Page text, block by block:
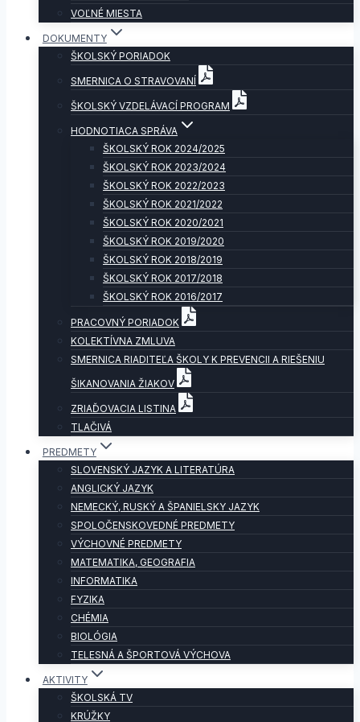
VOĽNÉ MIESTA
DOKUMENTY
ŠKOLSKÝ PORIADOK
SMERNICA O STRAVOVANÍ
ŠKOLSKÝ VZDELÁVACÍ PROGRAM
HODNOTIACA SPRÁVA
ŠKOLSKÝ ROK 2024/2025
ŠKOLSKÝ ROK 2023/2024
ŠKOLSKÝ ROK 2022/2023
ŠKOLSKÝ ROK 2021/2022
ŠKOLSKÝ ROK 2020/2021
ŠKOLSKÝ ROK 2019/2020
ŠKOLSKÝ ROK 2018/2019
ŠKOLSKÝ ROK 2017/2018
ŠKOLSKÝ ROK 2016/2017
PRACOVNÝ PORIADOK
KOLEKTÍVNA ZMLUVA
SMERNICA RIADITEĽA ŠKOLY K PREVENCII A RIEŠENIU
ŠIKANOVANIA ŽIAKOV
ZRIAĎOVACIA LISTINA
TLAČIVÁ
PREDMETY
SLOVENSKÝ JAZYK A LITERATÚRA
ANGLICKÝ JAZYK
NEMECKÝ, RUSKÝ A ŠPANIELSKY JAZYK
SPOLOČENSKOVEDNÉ PREDMETY
VÝCHOVNÉ PREDMETY
MATEMATIKA, GEOGRAFIA
INFORMATIKA
FYZIKA
CHÉMIA
BIOLÓGIA
TELESNÁ A ŠPORTOVÁ VÝCHOVA
AKTIVITY
ŠKOLSKÁ TV
KRÚŽKY